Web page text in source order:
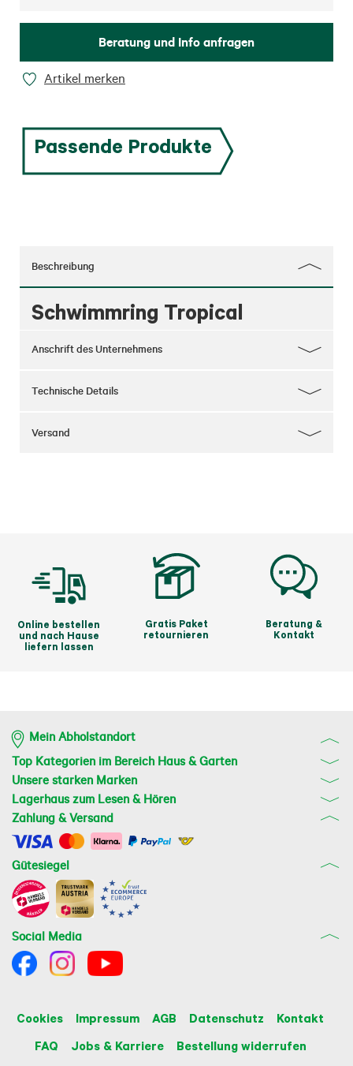
Beratung und Info anfragen
Artikel merken
Passende Produkte
Beschreibung
Schwimmring Tropical
Anschrift des Unternehmens
Technische Details
Versand
Online bestellen
und nach Hause
liefern lassen
Gratis Paket
retournieren
Beratung &
Kontakt
Mein Abholstandort
Top Kategorien im Bereich Haus & Garten
Unsere starken Marken
Lagerhaus zum Lesen & Hören
Zahlung & Versand
Gütesiegel
Social Media
Cookies Impressum AGB Datenschutz
Kontakt
FAQ
Jobs & Karriere
Bestellung widerrufen